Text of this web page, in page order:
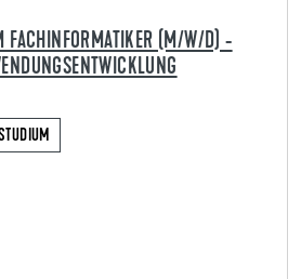
FACHINFORMATIKER (M/W/D) -